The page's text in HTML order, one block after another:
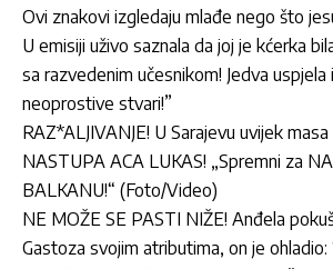
Ovi znakovi izgledaju mlađe nego što
U emisiji uživo saznala da joj je kćerka
sa razvedenim učesnikom! Jedva
neoprostive stvari!”
RAZ*ALJIVANJE! U Sarajevu uvijek
NASTUPA ACA LUKAS! „Spremni za
BALKANU!“ (Foto/Video)
NE MOŽE SE PASTI NIŽE! Anđela
Gastoza svojim atributima, on je